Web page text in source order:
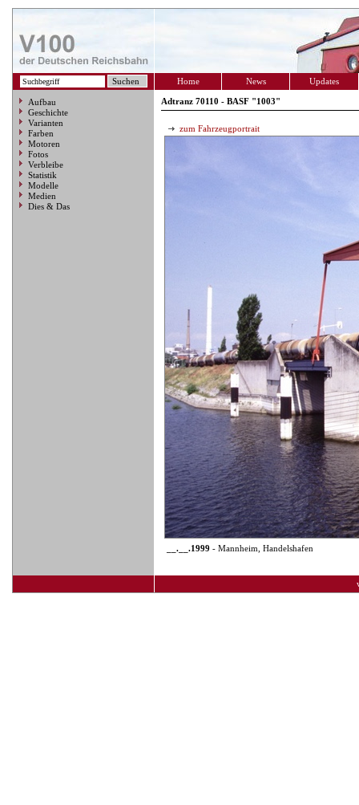
Home News Updates
Aufbau
Geschichte
Varianten
Farben
Motoren
Fotos
Verbleibe
Statistik
Modelle
Medien
Dies & Das
Adtranz 70110 - BASF "1003"
zum Fahrzeugportrait
__.__.1999 - Mannheim, Handelshafen